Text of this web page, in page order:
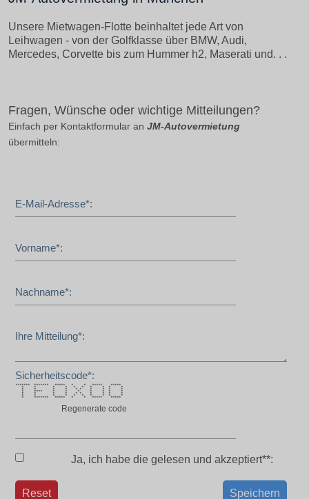
Unsere Mietwagen-Flotte beinhaltet jede Art von
Leihwagen - von der Golfklasse über BMW, Audi,
Mercedes, Corvette bis zum Hummer h2, Maserati und. . .
Fragen, Wünsche oder wichtige Mitteilungen?
Einfach per Kontaktformular an JM-Autovermietung
übermitteln:
E-Mail-Adresse*:
Vorname*:
Nachname*:
Ihre Mitteilung*:
Sicherheitscode*:
******* ******* ***** * * ***** *****
* * * * * * * * * *
* * * * * * * * * *
* **** * * * * * * *
* * * * * * * * * *
* * * * * * * * * *
* ******* ***** * * ***** *****
Regenerate code
Ja, ich habe die gelesen und akzeptiert**:
Speichern
Reset